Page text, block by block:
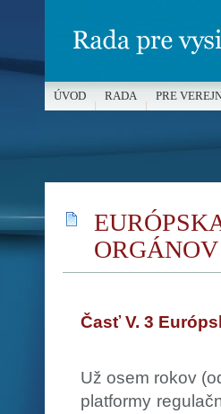
ORGÁNOV
Časť V. 3
Už osem rokov
platformy
ÚVOD RADA PRE